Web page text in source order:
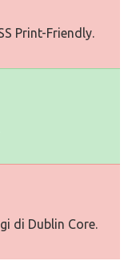
Print-Friendly.
di Dublin Core.